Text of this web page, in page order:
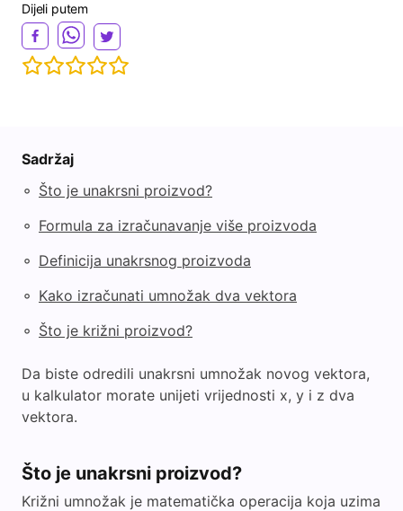
Dijeli putem
Sadržaj
◦ Što je unakrsni proizvod?
◦ Formula za izračunavanje više proizvoda
◦ Definicija unakrsnog proizvoda
◦ Kako izračunati umnožak dva vektora
◦ Što je križni proizvod?
Da biste odredili unakrsni umnožak novog vektora,
u kalkulator morate unijeti vrijednosti x, y i z dva
vektora.
Što je unakrsni proizvod?
Križni umnožak je matematička operacija koja uzima